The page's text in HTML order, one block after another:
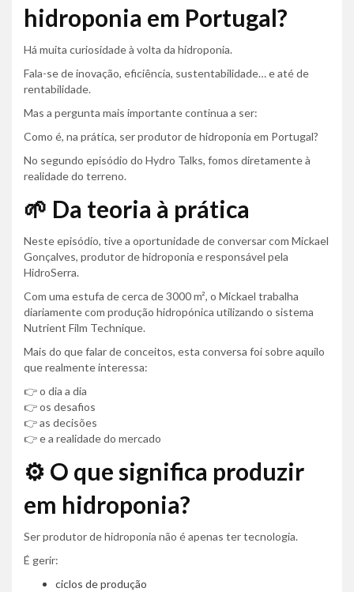
hidroponia em Portugal?
Há muita curiosidade à volta da hidroponia.
Fala-se de inovação, eficiência, sustentabilidade… e até de
rentabilidade.
Mas a pergunta mais importante continua a ser:
Como é, na prática, ser produtor de hidroponia em Portugal?
No segundo episódio do Hydro Talks, fomos diretamente à
realidade do terreno.
🌱 Da teoria à prática
Neste episódio, tive a oportunidade de conversar com Mickael
Gonçalves, produtor de hidroponia e responsável pela
HidroSerra.
Com uma estufa de cerca de 3000 m², o Mickael trabalha
diariamente com produção hidropónica utilizando o sistema
Nutrient Film Technique.
Mais do que falar de conceitos, esta conversa foi sobre aquilo
que realmente interessa:
👉 o dia a dia
👉 os desafios
👉 as decisões
👉 e a realidade do mercado
⚙️ O que significa produzir
em hidroponia?
Ser produtor de hidroponia não é apenas ter tecnologia.
É gerir:
ciclos de produção